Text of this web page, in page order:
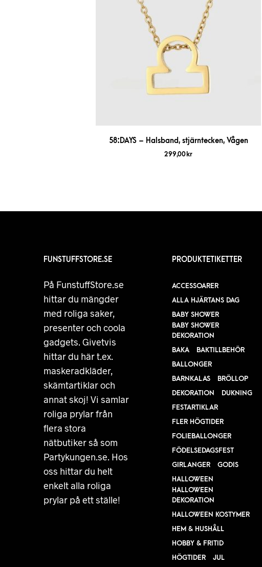
58:DAYS – Halsband, stjärntecken, Vågen
299,00 kr
FUNSTUFFSTORE.SE
På FunstuffStore.se
hittar du mängder
med roliga saker,
presenter och coola
gadgets. Givetvis
hittar du här t.ex.
maskeradkläder,
skämtartiklar och
annat skoj! Vi samlar
roliga prylar från
flera stora
nätbutiker så som
Partykungen.se. Hos
oss hittar du helt
enkelt alla roliga
prylar på ett ställe!
PRODUKTETIKETTER
ACCESSOARER
ALLA HJÄRTANS DAG
BABY SHOWER
BABY SHOWER
DEKORATION
BAKA
BAKTILLBEHÖR
BALLONGER
BARNKALAS
BRÖLLOP
DEKORATION
DUKNING
FESTARTIKLAR
FLER HÖGTIDER
FOLIEBALLONGER
FÖDELSEDAGSFEST
GIRLANGER
GODIS
HALLOWEEN
HALLOWEEN
DEKORATION
HALLOWEEN KOSTYMER
HEM & HUSHÅLL
HOBBY & FRITID
HÖGTIDER
JUL